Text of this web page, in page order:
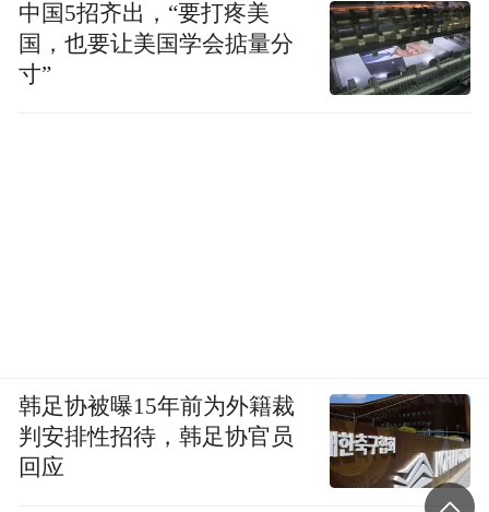
中国5招齐出，“要打疼美
国，也要让美国学会掂量分
寸”
韩足协被曝15年前为外籍裁
判安排性招待，韩足协官员
回应